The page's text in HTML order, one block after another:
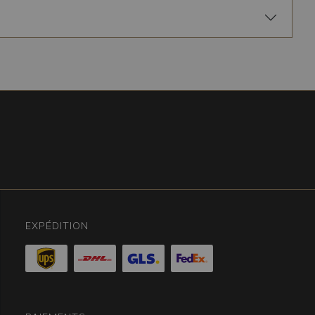
EXPÉDITION